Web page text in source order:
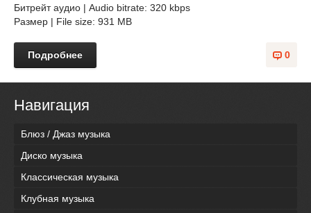
Битрейт аудио | Audio bitrate: 320 kbps
Размер | File size: 931 MB
0
Подробнее
Навигация
Блюз / Джаз музыка
Диско музыка
Классическая музыка
Клубная музыка